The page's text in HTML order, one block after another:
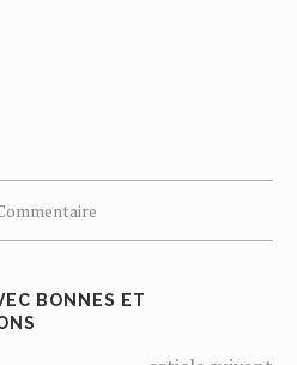
BONNES ET